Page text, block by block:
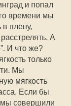
и попал
времени мы
плену,
А
И что же?
только
Мы
мягкость
Если бы
мы совершили